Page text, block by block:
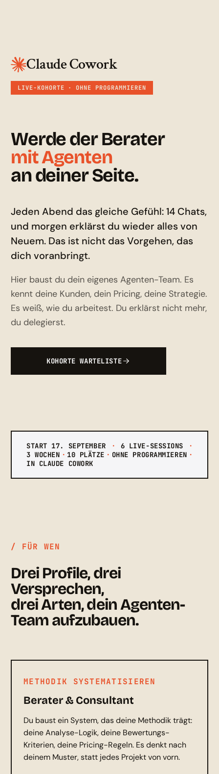
Claude Cowork
LIVE-KOHORTE · OHNE PROGRAMMIEREN
Werde der Berater
mit Agenten
an deiner Seite.
Jeden Abend das gleiche Gefühl: 14 Chats,
und morgen erklärst du wieder alles von
Neuem. Das ist nicht das Vorgehen, das
dich voranbringt.
Hier baust du dein eigenes Agenten-Team. Es
kennt deine Kunden, dein Pricing, deine Strategie.
Es weiß, wie du arbeitest. Du erklärst nicht mehr,
du delegierst.
KOHORTE WARTELISTE
START 17. SEPTEMBER · 6 LIVE-SESSIONS
·
3 WOCHEN · 10 PLÄTZE · OHNE PROGRAMMIEREN ·
IN CLAUDE COWORK
/ FÜR WEN
Drei Profile, drei
Versprechen,
drei Arten, dein Agenten-
Team aufzubauen.
METHODIK SYSTEMATISIEREN
Berater & Consultant
Du baust ein System, das deine Methodik trägt:
deine Analyse-Logik, deine Bewertungs-
Kriterien, deine Pricing-Regeln. Es denkt nach
deinem Muster, statt jedes Projekt von vorn.